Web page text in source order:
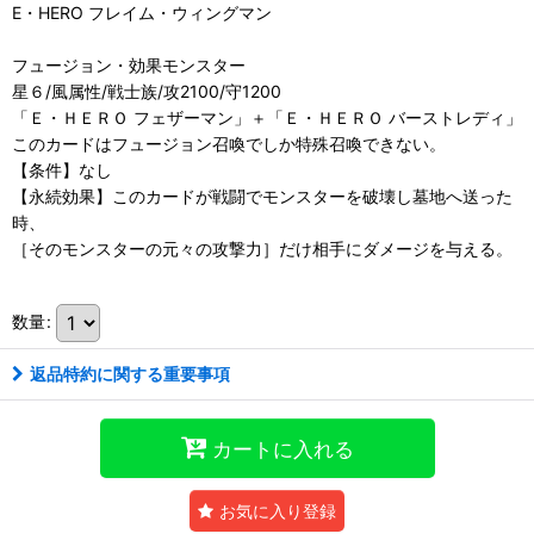
E・HERO フレイム・ウィングマン
フュージョン・効果モンスター
星６/風属性/戦士族/攻2100/守1200
「Ｅ・ＨＥＲＯ フェザーマン」＋「Ｅ・ＨＥＲＯ バーストレディ」
このカードはフュージョン召喚でしか特殊召喚できない。
【条件】なし
【永続効果】このカードが戦闘でモンスターを破壊し墓地へ送った
時、
［そのモンスターの元々の攻撃力］だけ相手にダメージを与える。
数量:
返品特約に関する重要事項
カートに入れる
お気に入り登録